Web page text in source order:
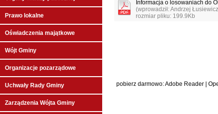
Prawo lokalne
Oświadczenia majątkowe
Wójt Gminy
Organizacje pozarządowe
Uchwały Rady Gminy
Zarządzenia Wójta Gminy
Informacja o losowaniach do
(wprowadził: Andrzej
rozmiar pliku: 199.9Kb
pobierz darmowo:Adobe Reader